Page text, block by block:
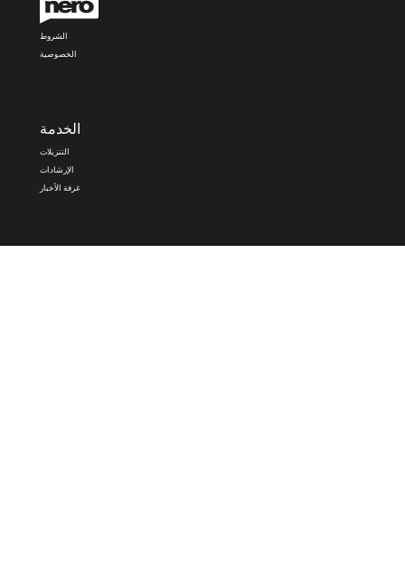
الشروط
الخصوصية
الخدمة
التنزيلات
الإرشادات
غرفة الأخبار